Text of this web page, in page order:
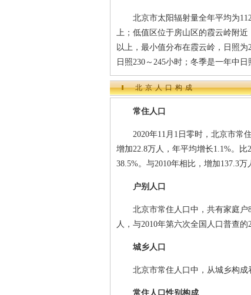
北京市太阳辐射量全年平均为112
上；低值区位于房山区的霞云岭附近
以上，最小值分布在霞云岭，日照
日照230～245小时；冬季是一年中
北京人口构成
常住人口
2020年11月1日零时，北京市常住
增加22.8万人，年平均增长1.1%。
38.5%。与2010年相比，增加137.3
户别人口
北京市常住人口中，共有家庭户
人，与2010年第六次全国人口普查的
城乡人口
北京市常住人口中，从城乡构成看
常住人口性别构成